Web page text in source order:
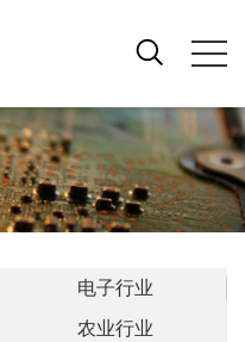
电子行业
农业行业